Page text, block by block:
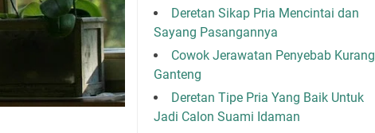
Deretan Sikap Pria Mencintai dan
Sayang Pasangannya
Cowok Jerawatan Penyebab Kurang
Ganteng
Deretan Tipe Pria Yang Baik Untuk
Jadi Calon Suami Idaman